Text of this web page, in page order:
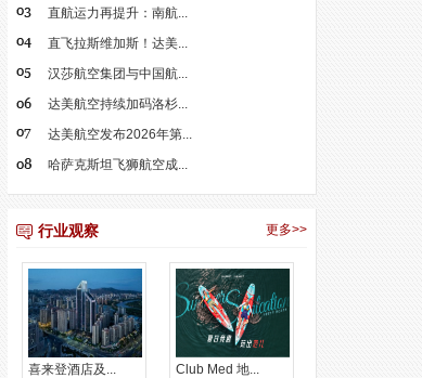
直航运力再提升：南航...
直飞拉斯维加斯！达美...
汉莎航空集团与中国航...
达美航空持续加码洛杉...
达美航空发布2026年第...
哈萨克斯坦飞狮航空成...
更多>>
行业观察
喜来登酒店及... Club Med 地...